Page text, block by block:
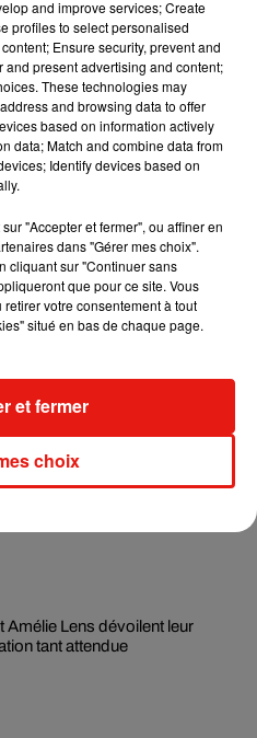
nouveaux morts en 24
a annoncé mercredi la
(DGS) qui alerte sur une
chez les jeunes
depuis le début de
d'une forme sévère du Covid-
poursuit sa décrue, avec 380
de moins que mardi.
Amélie Lens dévoilent leur
tant attendue
and improve services; Create
profiles to select personalised
Ensure security, prevent and
present advertising and content;
These technologies may
and browsing data to offer
based on information actively
data; Match and combine data from
Identify devices based on
"Accepter et fermer", ou affiner en
dans "Gérer mes choix".
cliquant sur "Continuer sans
que pour ce site. Vous
votre consentement à tout
situé en bas de chaque page.
choix
et fermer